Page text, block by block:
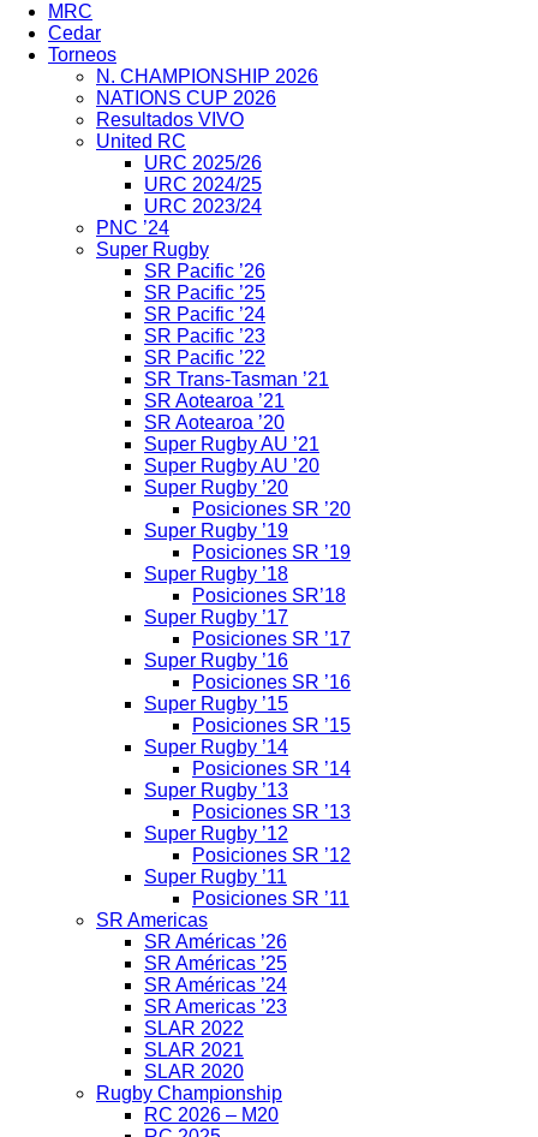
MRC
Cedar
Torneos
N. CHAMPIONSHIP 2026
NATIONS CUP 2026
Resultados VIVO
United RC
URC 2025/26
URC 2024/25
URC 2023/24
PNC ’24
Super Rugby
SR Pacific ’26
SR Pacific ’25
SR Pacific ’24
SR Pacific ’23
SR Pacific ’22
SR Trans-Tasman ’21
SR Aotearoa ’21
SR Aotearoa ’20
Super Rugby AU ’21
Super Rugby AU ’20
Super Rugby ’20
Posiciones SR ’20
Super Rugby ’19
Posiciones SR ’19
Super Rugby ’18
Posiciones SR’18
Super Rugby ’17
Posiciones SR ’17
Super Rugby ’16
Posiciones SR ’16
Super Rugby ’15
Posiciones SR ’15
Super Rugby ’14
Posiciones SR ’14
Super Rugby ’13
Posiciones SR ’13
Super Rugby ’12
Posiciones SR ’12
Super Rugby ’11
Posiciones SR ’11
SR Americas
SR Américas ’26
SR Américas ’25
SR Américas ’24
SR Americas ’23
SLAR 2022
SLAR 2021
SLAR 2020
Rugby Championship
RC 2026 – M20